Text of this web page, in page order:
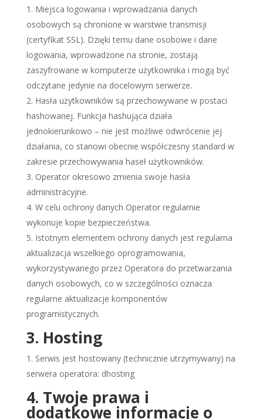
Miejsca logowania i wprowadzania danych
osobowych są chronione w warstwie transmisji
(certyfikat SSL). Dzięki temu dane osobowe i dane
logowania, wprowadzone na stronie, zostają
zaszyfrowane w komputerze użytkownika i mogą być
odczytane jedynie na docelowym serwerze.
Hasła użytkowników są przechowywane w postaci
hashowanej. Funkcja hashująca działa
jednokierunkowo – nie jest możliwe odwrócenie jej
działania, co stanowi obecnie współczesny standard w
zakresie przechowywania haseł użytkowników.
Operator okresowo zmienia swoje hasła
administracyjne.
W celu ochrony danych Operator regularnie
wykonuje kopie bezpieczeństwa.
Istotnym elementem ochrony danych jest regularna
aktualizacja wszelkiego oprogramowania,
wykorzystywanego przez Operatora do przetwarzania
danych osobowych, co w szczególności oznacza
regularne aktualizacje komponentów
programistycznych.
3. Hosting
Serwis jest hostowany (technicznie utrzymywany) na
serwera operatora: dhosting
4. Twoje prawa i
dodatkowe informacje o